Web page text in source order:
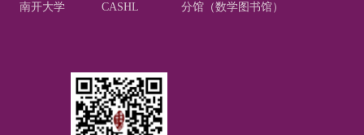
南开大学 CASHL 分馆（数学图书馆）